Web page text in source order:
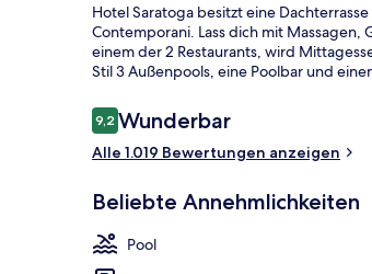
Hotel Saratoga besitzt eine
Contemporani. Lass dich mit
einem der 2 Restaurants, wird
Stil 3 Außenpools, eine Poolbar und
Bewertungen
9,29,2 von 10.
Wunderbar
Alle 1.019 Bewertungen anzeigen
Beliebte Annehmlichkeiten
Pool